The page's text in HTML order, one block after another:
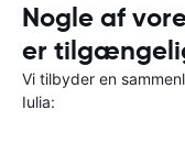
Nogle af
er
Vi tilbyder en
Iulia: